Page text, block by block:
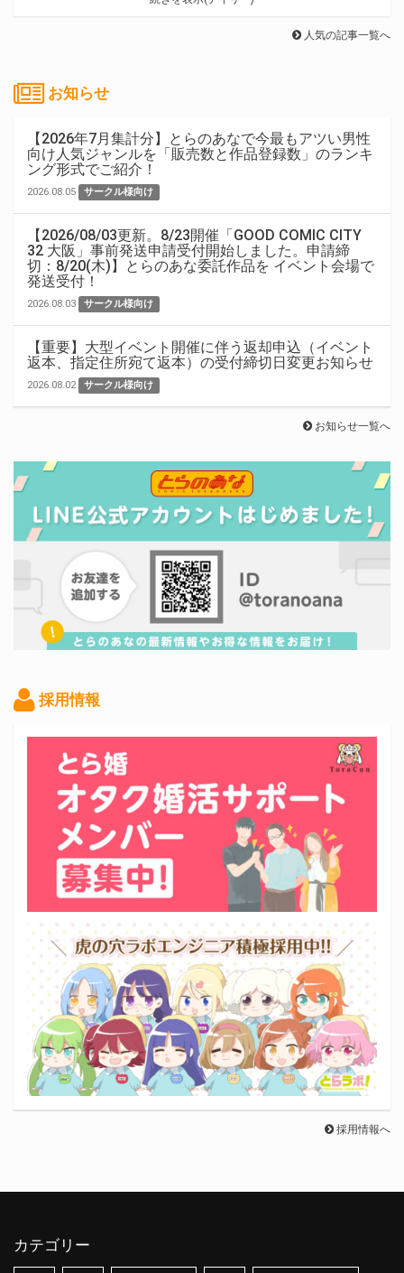
人気の記事一覧へ
お知らせ
【2026年7月集計分】とらのあなで今最もアツい男性
向け人気ジャンルを「販売数と作品登録数」のランキ
ング形式でご紹介！
2026.08.05 サークル様向け
【2026/08/03更新。8/23開催「GOOD COMIC CITY
32 大阪」事前発送申請受付開始しました。申請締
切：8/20(木)】とらのあな委託作品を イベント会場で
発送受付！
2026.08.03 サークル様向け
【重要】大型イベント開催に伴う返却申込（イベント
返本、指定住所宛て返本）の受付締切日変更お知らせ
2026.08.02 サークル様向け
お知らせ一覧へ
採用情報
採用情報へ
カテゴリー